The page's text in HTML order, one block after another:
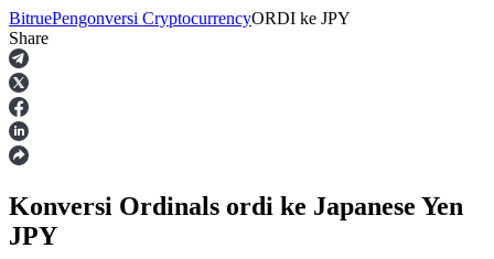
Berjangka
BitruePengonversi CryptocurrencyORDI ke JPY
Share
Konversi Ordinals ordi ke Japanese Yen
JPY